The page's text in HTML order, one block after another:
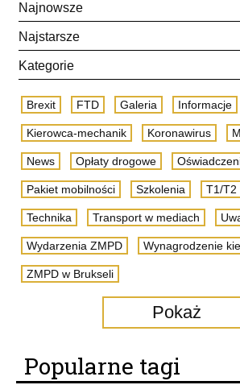
Najnowsze
Najstarsze
Kategorie
Brexit FTD Galeria Informacje
Kierowca-mechanik Koronawirus
News Opłaty drogowe
Pakiet mobilności Szkolenia T1/T2
Technika Transport w mediach
Wydarzenia ZMPD Wynagrodzenie
ZMPD w Brukseli
Pokaż
Popularne tagi